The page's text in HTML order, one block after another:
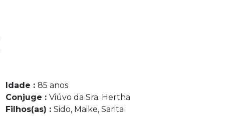
Idade : 85 anos
Conjuge : Viúvo da Sra. Hertha
Filhos(as) : Sido, Maike, Sarita